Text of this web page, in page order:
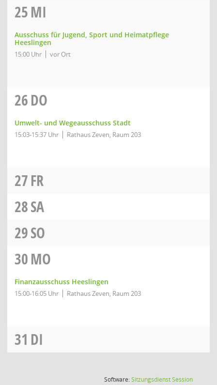
25MI
Ausschuss für Jugend, Sport und Heimatpflege
Heeslingen
15:00 Uhr vor Ort
26DO
Umwelt- und Wegeausschuss Stadt
15:03-15:37 Uhr Rathaus Zeven, Raum 203
27FR
28SA
29SO
30MO
Finanzausschuss Heeslingen
15:00-16:05 Uhr Rathaus Zeven, Raum 203
31 DI
Software:SitzungsdienstSession(Wird in